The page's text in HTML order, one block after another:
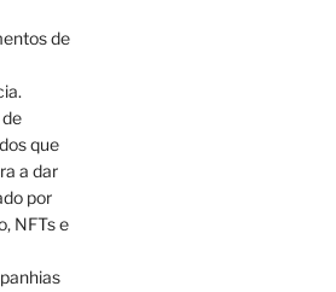
de
que
a dar
por
NFTs e